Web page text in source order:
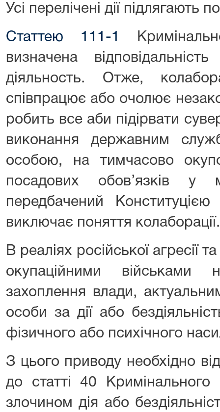
Усі перелічені дії підлягають
Статтею 111-1
визначена
діяльность. Отже,
співпрацює або очолює
робить все аби підірвати
виконання державним
особою, на тимчасово
посадових обов’язків
передбачений
виключає поняття колаборації.
В реаліях російської агресії
окупаційними
захоплення влади,
особи за дії або
фізичного або психічного
З цього приводу необхідно
до статті 40
злочином дія або